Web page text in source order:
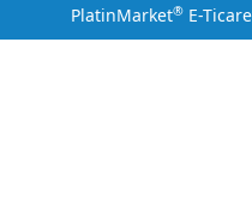
PlatinMarket®E-